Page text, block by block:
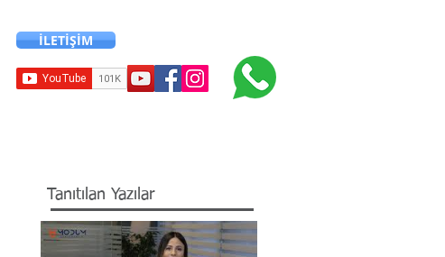
İLETİŞİM
Tanıtılan Yazılar